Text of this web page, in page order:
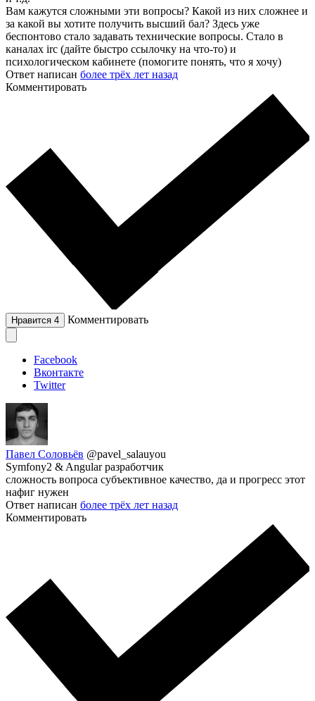
Вам кажутся сложными эти вопросы? Какой из них сложнее и
за какой вы хотите получить высший бал? Здесь уже
беспонтово стало задавать технические вопросы. Стало в
каналах irc (дайте быстро ссылочку на что-то) и
психологическом кабинете (помогите понять, что я хочу)
Ответ написан более трёх лет назад
Комментировать
Нравится 4 Комментировать
Facebook
Вконтакте
Twitter
Павел Соловьёв @pavel_salauyou
Symfony2 & Angular разработчик
сложность вопроса субъективное качество, да и прогресс этот
нафиг нужен
Ответ написан более трёх лет назад
Комментировать